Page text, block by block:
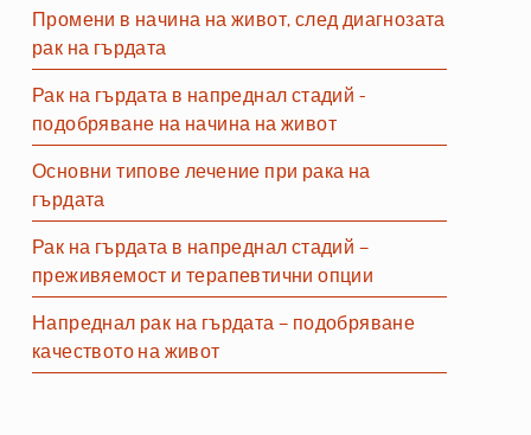
Промени в начина на живот, след диагнозата
рак на гърдата
Рак на гърдата в напреднал стадий -
подобряване на начина на живот
Основни типове лечение при рака на
гърдата
Рак на гърдата в напреднал стадий –
преживяемост и терапевтични опции
Напреднал рак на гърдата – подобряване
качеството на живот